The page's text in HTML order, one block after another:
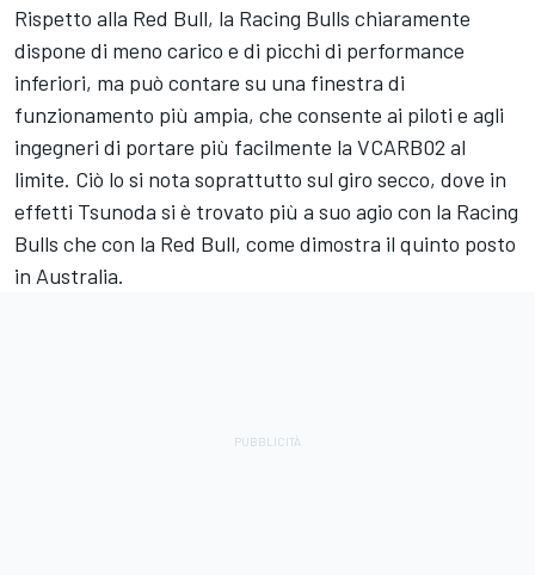
Rispetto alla Red Bull, la Racing Bulls chiaramente
dispone di meno carico e di picchi di performance
inferiori, ma può contare su una finestra di
funzionamento più ampia, che consente ai piloti e agli
ingegneri di portare più facilmente la VCARB02 al
limite. Ciò lo si nota soprattutto sul giro secco, dove in
effetti Tsunoda si è trovato più a suo agio con la Racing
Bulls che con la Red Bull, come dimostra il quinto posto
in Australia.